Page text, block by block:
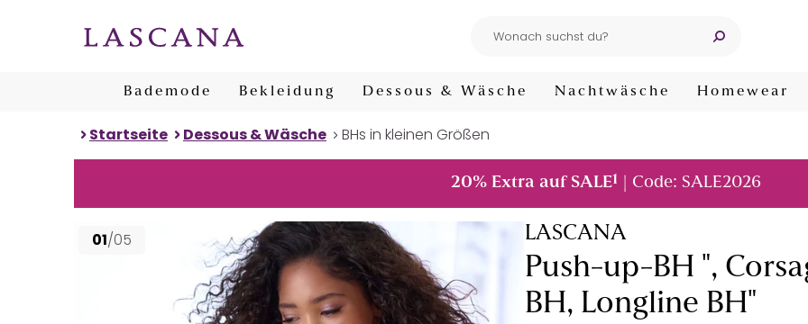
Bademode Bekleidung Dessous & Wäsche Nachtwäsche Homewear
Startseite Dessous & Wäsche BHs in kleinen Größen
20% Extra auf SALE1 | Code: SALE2026
01/05 LASCANA
Push-up-BH ",
BH, Longline BH"